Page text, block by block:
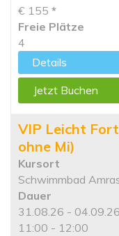
€ 155 *
Freie Plätze
4
Details
Jetzt Buchen
VIP Leicht
ohne Mi)
Kursort
Schwimmbad
Dauer
31.08.26 - 04.09.26
11:00 - 12:00